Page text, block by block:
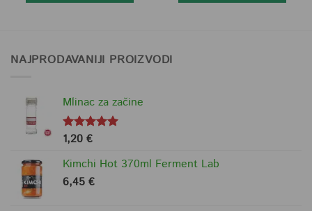
NAJPRODAVANIJI PROIZVODI
Mlinac za začine
Ocjenjeno
1,20 €
Kimchi Hot 370ml Ferment Lab
6,45 €